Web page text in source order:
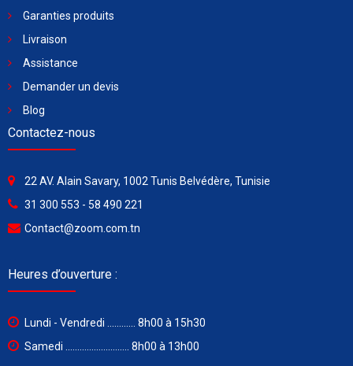
Garanties produits
Livraison
Assistance
Demander un devis
Blog
Contactez-nous
22 AV. Alain Savary, 1002 Tunis Belvédère, Tunisie
31 300 553 - 58 490 221
Contact@zoom.com.tn
Heures d’ouverture :
Lundi - Vendredi ............ 8h00 à 15h30
Samedi ........................... 8h00 à 13h00